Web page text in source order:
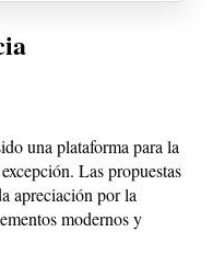
una plataforma para la
Las propuestas
apreciación por la
modernos y